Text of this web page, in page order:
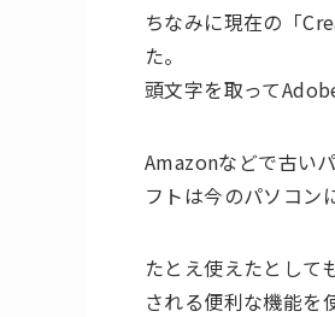
ちなみに現在の「
た。
頭文字を取って
Amazonなどで古い
フトは今のパソコン
たとえ使えたとして
される便利な機能を